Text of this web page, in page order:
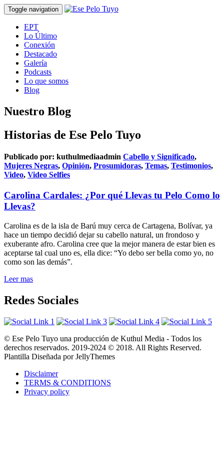
Toggle navigation
EPT
Lo Último
Conexión
Destacado
Galería
Podcasts
Lo que somos
Blog
Nuestro Blog
Historias de Ese Pelo Tuyo
Publicado por: kuthulmediaadmin Cabello y Significado,
Mujeres Negras, Opinión, Prosumidoras, Temas, Testimonios,
Video, Video Selfies
Carolina Cardales: ¿Por qué Llevas tu Pelo Como lo
Llevas?
Carolina es de la isla de Barú muy cerca de Cartagena, Bolívar, ya
hace un tiempo decidió dejar su cabello natural, un frondoso y
exuberante afro. Carolina cree que la mejor manera de estar bien es
aceptarse tal cual uno es, ella dice: “Yo debo ser bella como yo, no
como son las demás”.
Leer mas
Redes Sociales
© Ese Pelo Tuyo una producción de Kuthul Media - Todos los
derechos reservados. 2019-2024 © 2018. All Rights Reserved.
Plantilla Diseñada por JellyThemes
Disclaimer
TERMS & CONDITIONS
Privacy policy